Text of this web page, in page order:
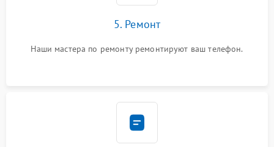
5. Ремонт
Наши мастера по ремонту ремонтируют ваш телефон.